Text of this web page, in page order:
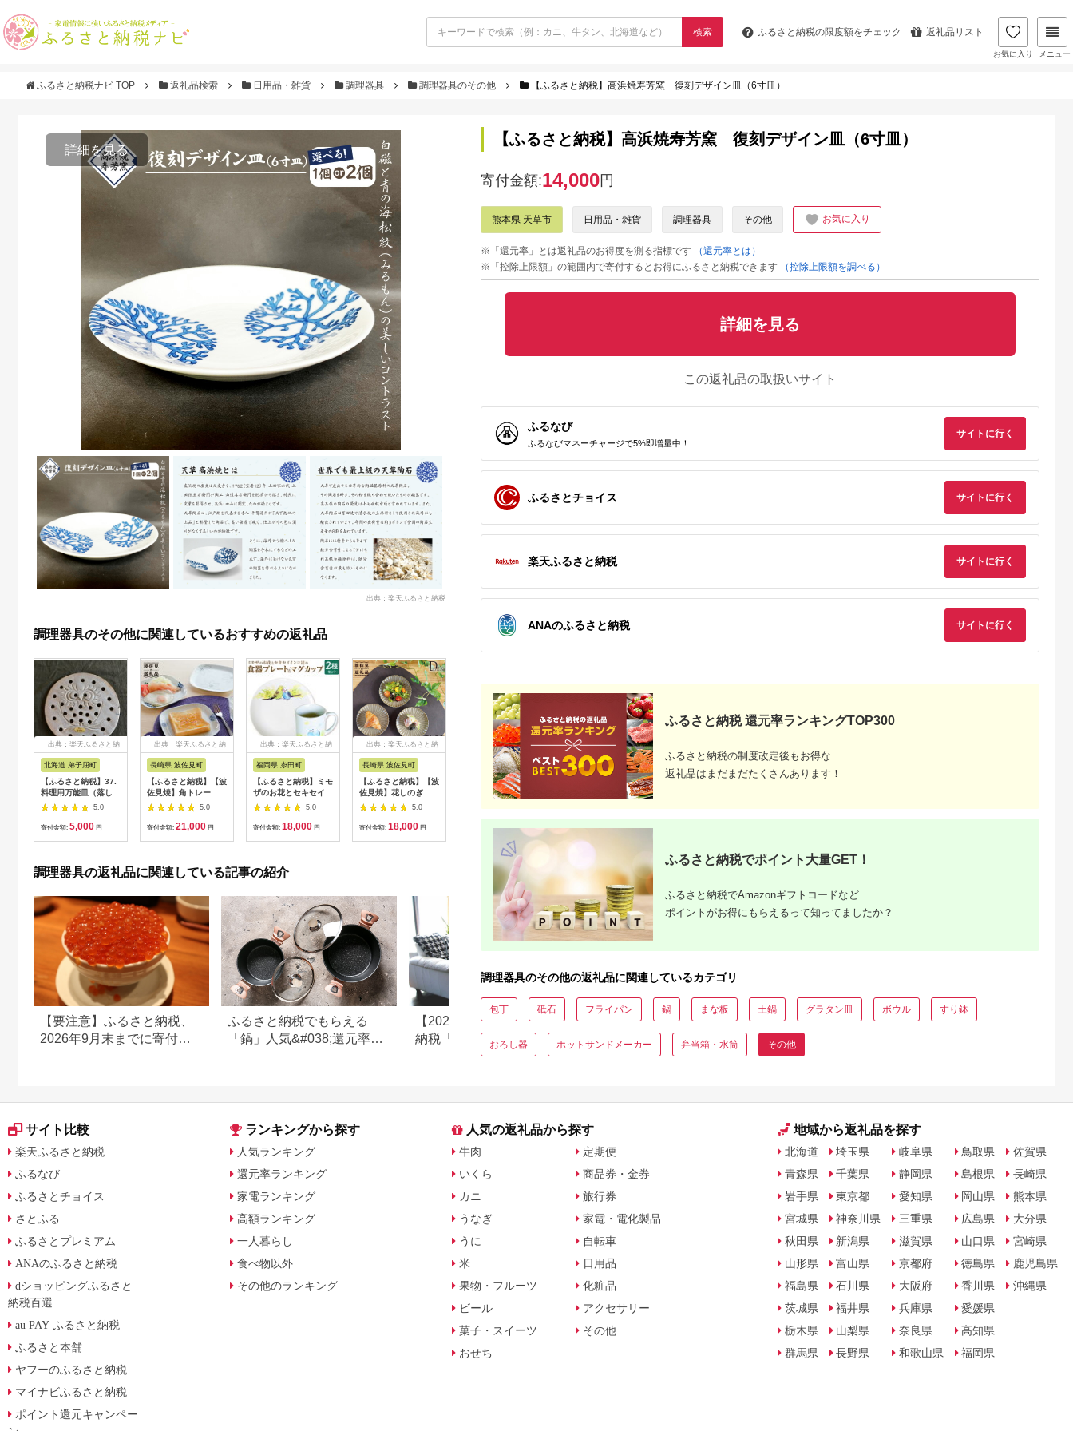
検索 ふるさと納税の限度額をチェック 返礼品リスト
お気に入り メニュー
ふるさと納税ナビ TOP 返礼品検索 日用品・雑貨 調理器具 調理器具のその他 【ふるさと納税】高浜焼寿芳窯 復刻デザイン皿（6寸皿）
詳細を見る
出典：楽天ふるさと納税
調理器具のその他に関連しているおすすめの返礼品
出典：楽天ふるさと納
北海道 弟子屈町
【ふるさと納税】37.
料理用万能皿（落し
蓋・刺身飾皿） 1個
食器/工芸品/民芸品/陶
芸 川湯温泉 5000円
5.0
寄付金額: 5,000 円
出典：楽天ふるさと納
長崎県 波佐見町
【ふるさと納税】【波
佐見焼】角トレー
（中） 皿 3枚セット
【Cheer house】
[AC107]
5.0
寄付金額: 21,000 円
出典：楽天ふるさと納
福岡県 糸田町
【ふるさと納税】ミモ
ザのお花とセキセイイ
ンコ達の食器プレート
とマグカップ 合計2種
セット 食器 (直径約
白磁 水彩画 ギフト 電
子レンジ対応 食洗器
町 送料無料
5.0
寄付金額: 18,000 円
出典：楽天ふるさと納
長崎県 波佐見町
【ふるさと納税】【波
佐見焼】花しのぎ ト
リオ 取皿 小皿 (栗) 食
器 皿 【団陶器】
[PB88]
5.0
寄付金額: 18,000 円
出典：楽天ふるさと納
税
長崎県 波佐見町
【ふるさと納税】【波
佐見焼】RINKA
5.0
寄付金額:30,000円
出典：楽天ふるさと納
税
滋賀県 甲賀市
【ふるさと納税】信楽
焼 スープカップ たて
5.0
寄付金額:21,000円
税
【ふるさと納税】【美
5.0
【波佐見焼】菊彫 7寸
5.0 5.0
調理器具の返礼品に関連している記事の紹介
【要注意】ふるさと納税、
2026年9月末までに寄付し
ふるさと納税でもらえる
「鍋」人気&#038;還元率ラ
【2026年最新版】ふるさと
納税「食べ物以外」返礼品
の還元率ランキング！
ふるさと納税「一人暮ら
し」よかったもの特集。お
すすめ返礼品を紹介
【ふるさと納税】高浜焼寿芳窯 復刻デザイン皿（6寸皿）
寄付金額:14,000円
熊本県 天草市 日用品・雑貨 調理器具 その他 お気に入り
※「還元率」とは返礼品のお得度を測る指標です
（還元率とは）
※「控除上限額」の範囲内で寄付するとお得にふるさと納税できます
（控除上限額を調べる）
詳細を見る
この返礼品の取扱いサイト
ふるなび
ふるなびマネーチャージで5%即増量中！
サイトに行く
ふるさとチョイス サイトに行く
楽天ふるさと納税 サイトに行く
ANAのふるさと納税 サイトに行く
ふるさと納税 還元率ランキングTOP300
ふるさと納税の制度改定後もお得な
返礼品はまだまだたくさんあります！
ふるさと納税でポイント大量GET！
ふるさと納税でAmazonギフトコードなど
ポイントがお得にもらえるって知ってましたか？
調理器具のその他の返礼品に関連しているカテゴリ
包丁 砥石 フライパン 鍋 まな板 土鍋 グラタン皿 ボウル すり鉢
おろし器 ホットサンドメーカー 弁当箱・水筒 その他
サイト比較
楽天ふるさと納税
ふるなび
ふるさとチョイス
さとふる
ふるさとプレミアム
ANAのふるさと納税
dショッピングふるさと
納税百選
au PAY ふるさと納税
ふるさと本舗
ヤフーのふるさと納税
マイナビふるさと納税
ポイント還元キャンペー
ランキングから探す
人気ランキング
還元率ランキング
家電ランキング
高額ランキング
一人暮らし
食べ物以外
その他のランキング
人気の返礼品から探す
牛肉
いくら
カニ
うなぎ
うに
米
果物・フルーツ
ビール
菓子・スイーツ
おせち
定期便
商品券・金券
旅行券
家電・電化製品
自転車
日用品
化粧品
アクセサリー
その他
地域から返礼品を探す
北海道
青森県
岩手県
宮城県
秋田県
山形県
福島県
茨城県
栃木県
群馬県
埼玉県
千葉県
東京都
神奈川県
新潟県
富山県
石川県
福井県
山梨県
長野県
岐阜県
静岡県
愛知県
三重県
滋賀県
京都府
大阪府
兵庫県
奈良県
和歌山県
鳥取県
島根県
岡山県
広島県
山口県
徳島県
香川県
愛媛県
高知県
福岡県
佐賀県
長崎県
熊本県
大分県
宮崎県
鹿児島県
沖縄県